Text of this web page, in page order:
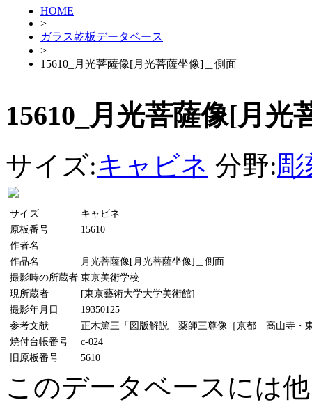
HOME
>
ガラス乾板データベース
>
15610_月光菩薩像[月光菩薩坐像]＿側面
15610_月光菩薩像[月光
サイズ:キャビネ 分野:彫
サイズ
キャビネ
原板番号
15610
作者名
作品名
月光菩薩像[月光菩薩坐像]＿側面
撮影時の所蔵者 東京美術学校
現所蔵者
[東京藝術大学大学美術館]
撮影年月日
19350125
参考文献
正木篤三「図版解説 薬師三尊像［京都 高山寺・
焼付台帳番号
c-024
旧原板番号
5610
このデータベースには